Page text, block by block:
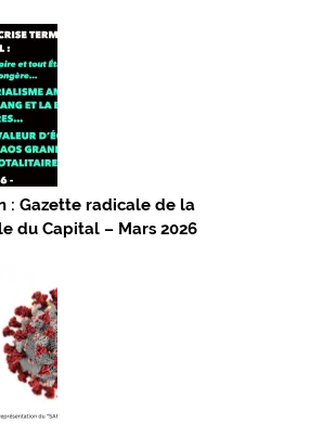
: Gazette radicale de la
du Capital – Mars 2026